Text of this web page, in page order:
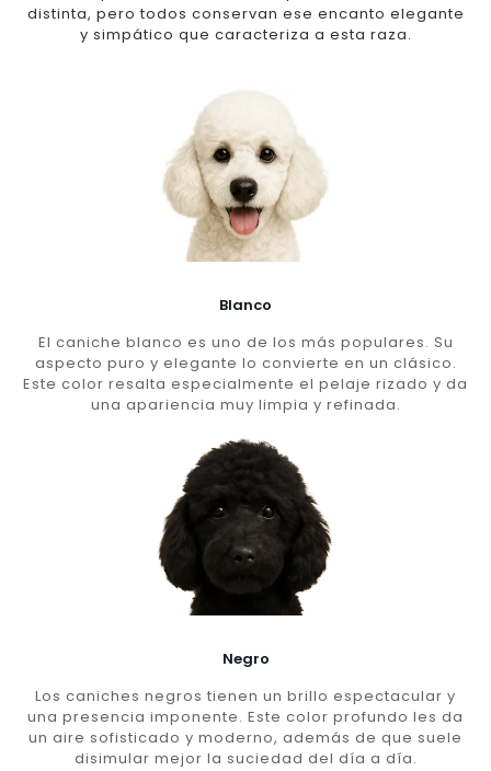
distinta, pero todos conservan ese encanto elegante
y simpático que caracteriza a esta raza.
Blanco
El caniche blanco es uno de los más populares. Su
aspecto puro y elegante lo convierte en un clásico.
Este color resalta especialmente el pelaje rizado y da
una apariencia muy limpia y refinada.
Negro
Los caniches negros tienen un brillo espectacular y
una presencia imponente. Este color profundo les da
un aire sofisticado y moderno, además de que suele
disimular mejor la suciedad del día a día.